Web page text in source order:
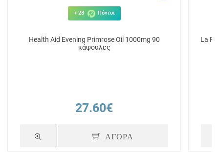
+ 28 Πόντοι
Health Aid Evening Primrose Oil 1000mg 90
κάψουλες
27.60€
ΑΓΟΡΑ
La